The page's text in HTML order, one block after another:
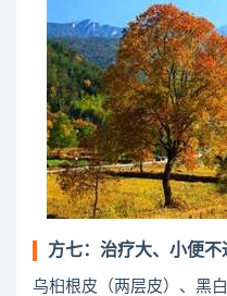
方七：治疗大、小便不
乌桕根皮（两层皮）、黑